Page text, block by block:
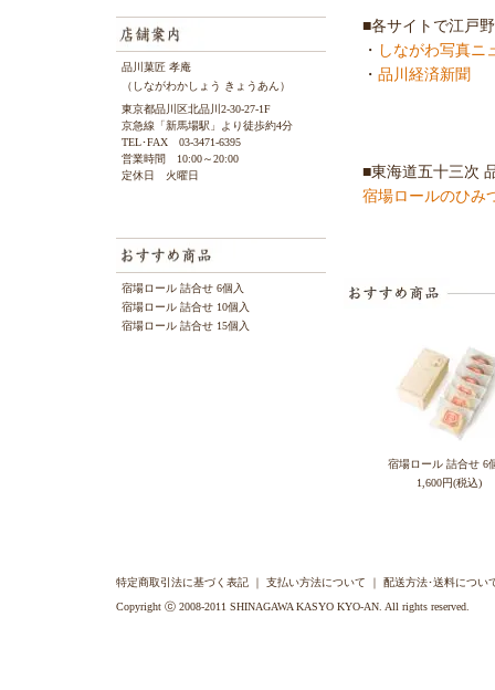
品川菓匠 孝庵
（しながわかしょう きょうあん）
東京都品川区北品川2-30-27-1F
京急線「新馬場駅」より徒歩約4分
TEL･FAX 03-3471-6395
営業時間 10:00～20:00
定休日 火曜日
宿場ロール 詰合せ 6個入
宿場ロール 詰合せ 10個入
宿場ロール 詰合せ 15個入
■各サイトで江戸
・ しながわ写真ニ
・ 品川経済新聞
■東海道五十三次
宿場ロールのひみ
宿場ロール 詰合せ 6
1,600円(税込)
特定商取引法に基づく表記 ｜ 支払い方法について ｜ 配送方法･送料につい
Copyright ⓒ 2008-2011 SHINAGAWA KASYO KYO-AN. All rights reserved.